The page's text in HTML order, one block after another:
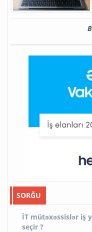
SORĞU
İT mütəxəssislər iş
seçir ?